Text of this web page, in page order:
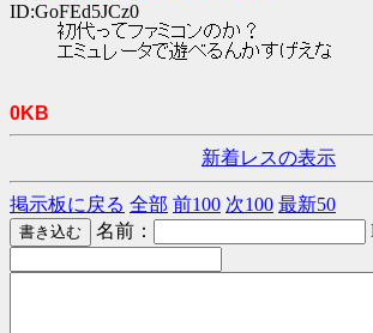
ID:GoFEd5JCz0
初代ってファミコンのか？
エミュレータで遊べるんかすげえな
0KB
新着レスの表示
掲示板に戻る 全部 前100 次100 最新50
名前：